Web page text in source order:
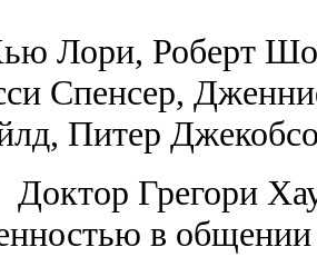
Лори, Роберт
Спенсер,
Питер
Доктор Грегори
в